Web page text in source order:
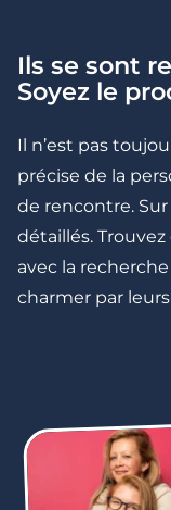
4 minutes
Célibataires,
Ils se sont
Soyez le
Il n’est pas
précise de la
de rencontre.
détaillés.
avec la
charmer par